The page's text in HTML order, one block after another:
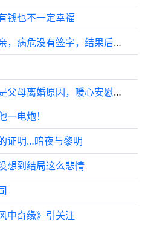
钱也不一定幸福
薛晓舟想起曾经恨亲生父亲，病危没有签字，结果后悔终生…
胡曼黎儿子得知父亲出轨是父母离婚原因，暖心安慰胡曼黎
一电炮！
证明…暗夜与黎明
想到结局这么悲情
中奇缘》引关注